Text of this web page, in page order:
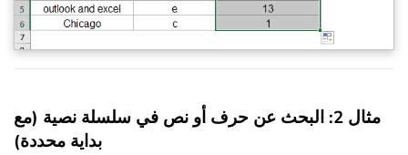
مثال 2: البحث عن حرف أو نص في سلسلة نصية (مع
بداية محددة)